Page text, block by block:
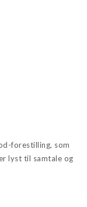
forestilling, som
lyst til samtale og